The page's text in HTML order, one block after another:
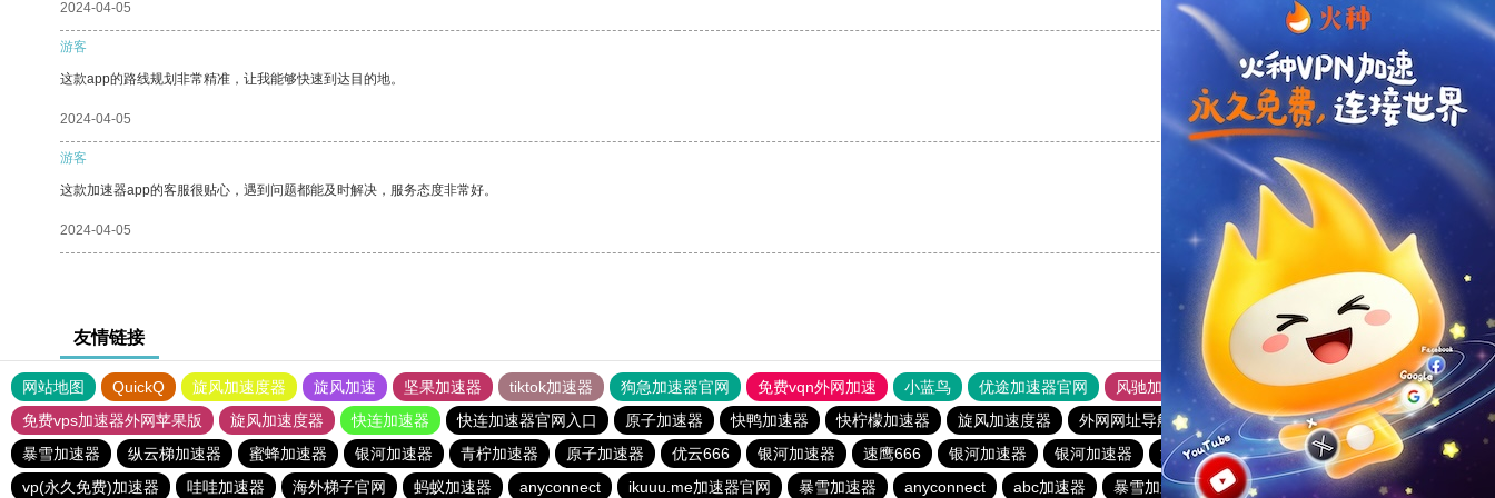
2024-04-05 支持
游客
这款app的路线规划非常精准，让我能够快速到达目的地。
2024-04-05 支持[0] 反对[0]
游客
这款加速器app的客服很贴心，遇到问题都能及时解决，服务态度非常好。
2024-04-05 支持[0] 反对[0]
友情链接
网站地图 QuickQ 旋风加速度器 旋风加速 坚果加速器 tiktok加速器 狗急加速器官网 免费vqn外网加速 小蓝鸟 优途加速器官网 风驰加速器
旋风加速器
免费vps加速器外网苹果版
旋风加速度器 快连加速器 快连加速器官网入口 原子加速器 快鸭加速器 快柠檬加速器 旋风加速度器 外网网址导航 软件中心
银河加速器
暴雪加速器
纵云梯加速器 蜜蜂加速器 银河加速器 青柠加速器 原子加速器 优云666 银河加速器 速鹰666 银河加速器 银河加速器 海鸥加速器
1元机场
vp(永久免费)加速器
哇哇加速器 海外梯子官网 蚂蚁加速器 anyconnect ikuuu.me加速器官网 暴雪加速器 anyconnect abc加速器 暴雪加速器 荔枝加速器 暴雪加速器